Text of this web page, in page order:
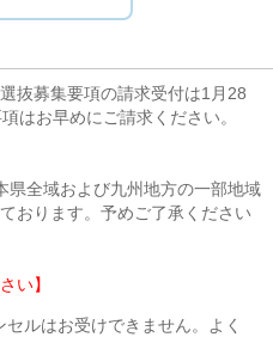
抜募集要項の請求受付は1月28
はお早めにご請求ください。
県全域および九州地方の一部地域
おります。予めご了承ください
い】
ルはお受けできません。よく